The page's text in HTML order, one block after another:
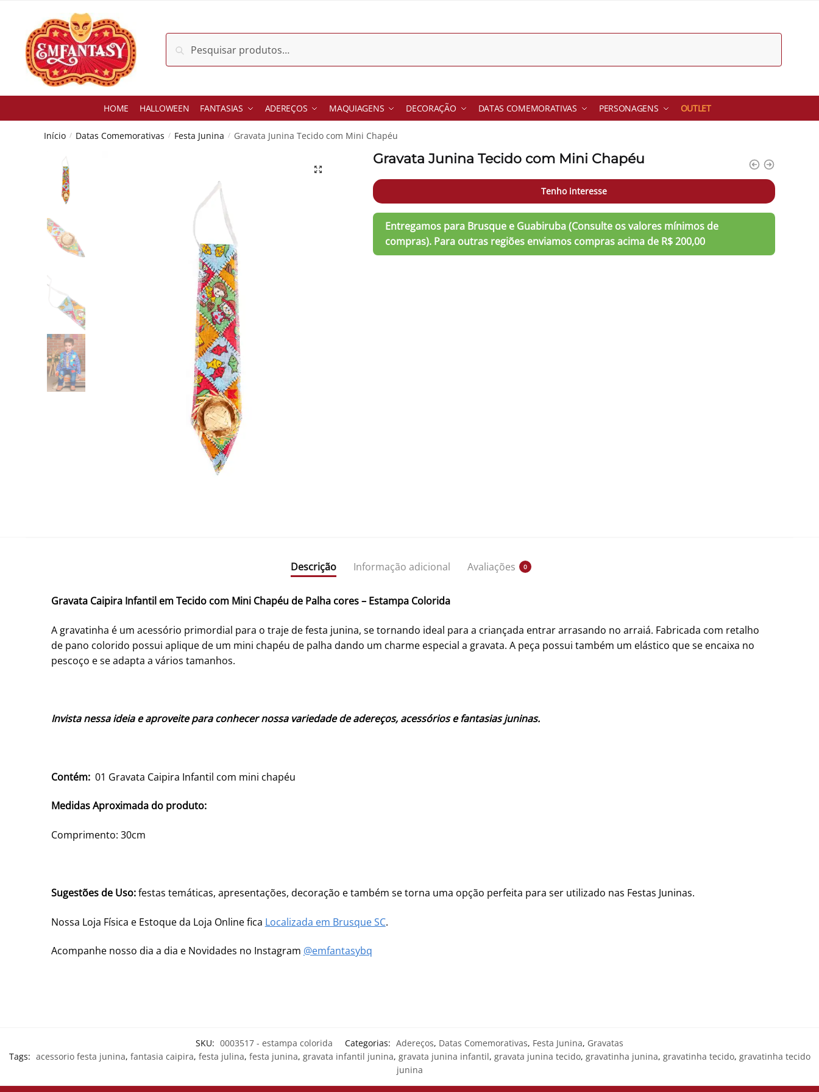
navigation
content
Pesquisar
por:
Pesquisar
HOME HALLOWEEN FANTASIAS ADEREÇOS MAQUIAGENS DECORAÇÃO DATAS COMEMORATIVAS PERSONAGENS OUTLET
Início / Datas Comemorativas / Festa Junina / Gravata Junina Tecido com Mini Chapéu
Gravata Junina Tecido com Mini Chapéu
Tenho interesse
Descrição Informação adicional Avaliações 0
Gravata Caipira Infantil em Tecido com Mini Chapéu de Palha cores – Estampa Colorida
A gravatinha é um acessório primordial para o traje de festa junina, se tornando ideal para a criançada entrar arrasando no arraiá. Fabricada com retalho
de pano colorido possui aplique de um mini chapéu de palha dando um charme especial a gravata. A peça possui também um elástico que se encaixa no
pescoço e se adapta a vários tamanhos.
Invista nessa ideia e aproveite para conhecer nossa variedade de adereços, acessórios e fantasias juninas.
Contém: 01 Gravata Caipira Infantil com mini chapéu
Medidas Aproximada do produto:
Comprimento: 30cm
Sugestões de Uso:festas temáticas, apresentações, decoração e também se torna uma opção perfeita para ser utilizado nas Festas Juninas.
Nossa Loja Física e Estoque da Loja Online fica Localizada em Brusque SC.
Acompanhe nosso dia a dia e Novidades no Instagram @emfantasybq
SKU: 0003517 - estampa colorida Categorias: Adereços, Datas Comemorativas, Festa Junina, Gravatas
Tags: acessorio festa junina, fantasia caipira, festa julina, festa junina, gravata infantil junina, gravata junina infantil, gravata junina tecido, gravatinha junina, gravatinha tecido, gravatinha tecido
junina